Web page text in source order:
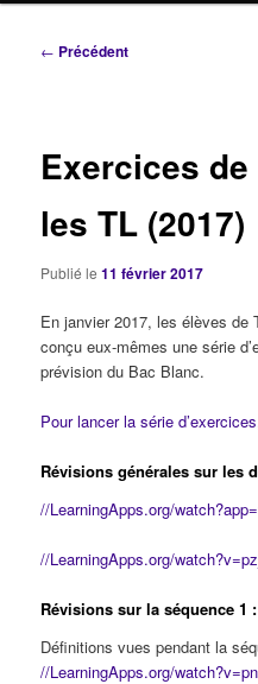
Navigation
← Précédent
Exercices
les TL (2017)
Publié le11 février 2017
En janvier 2017, les élèves de
conçu eux-mêmes une série
prévision du Bac Blanc.
Pour lancer la série
Révisions générales sur les
//LearningApps.org/
//LearningApps.org/
Révisions sur la séquence 1 :
Définitions vues pendant la
//LearningApps.org/